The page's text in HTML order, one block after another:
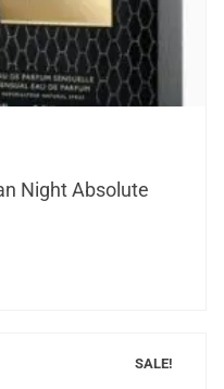
Night Absolute
SALE!